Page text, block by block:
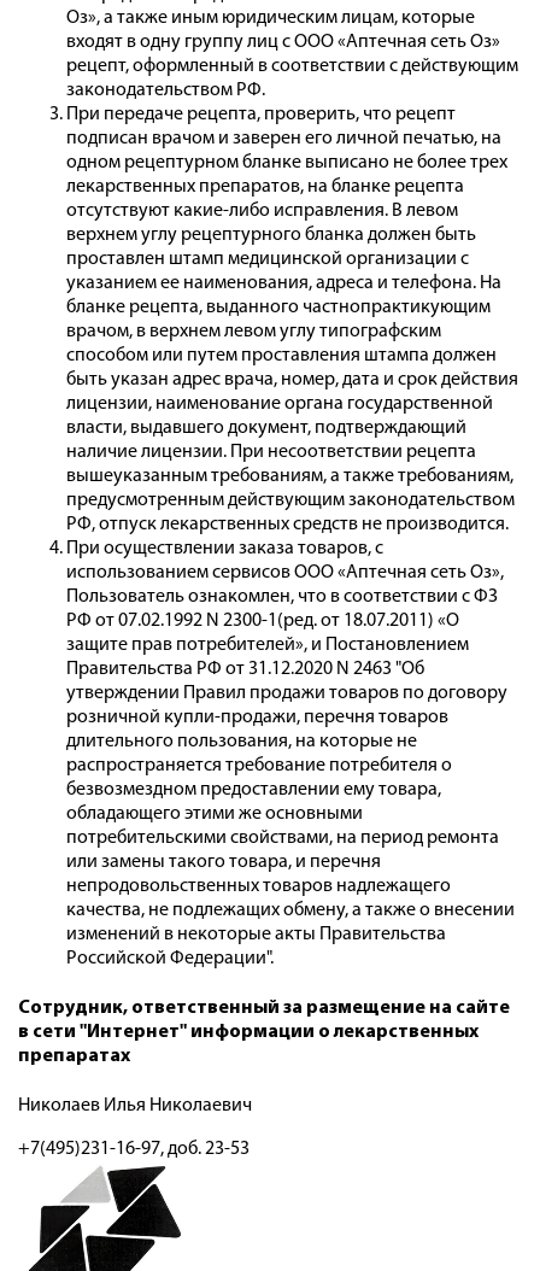
Оз», а также иным юридическим лицам, которые
входят в одну группу лиц с ООО «Аптечная сеть Оз»
рецепт, оформленный в соответствии с действующим
законодательством РФ.
При передаче рецепта, проверить, что рецепт
подписан врачом и заверен его личной печатью, на
одном рецептурном бланке выписано не более трех
лекарственных препаратов, на бланке рецепта
отсутствуют какие-либо исправления. В левом
верхнем углу рецептурного бланка должен быть
проставлен штамп медицинской организации с
указанием ее наименования, адреса и телефона. На
бланке рецепта, выданного частнопрактикующим
врачом, в верхнем левом углу типографским
способом или путем проставления штампа должен
быть указан адрес врача, номер, дата и срок действия
лицензии, наименование органа государственной
власти, выдавшего документ, подтверждающий
наличие лицензии. При несоответствии рецепта
вышеуказанным требованиям, а также требованиям,
предусмотренным действующим законодательством
РФ, отпуск лекарственных средств не производится.
При осуществлении заказа товаров, с
использованием сервисов ООО «Аптечная сеть Оз»,
Пользователь ознакомлен, что в соответствии с ФЗ
РФ от 07.02.1992 N 2300-1(ред. от 18.07.2011) «О
защите прав потребителей», и Постановлением
Правительства РФ от 31.12.2020 N 2463 "Об
утверждении Правил продажи товаров по договору
розничной купли-продажи, перечня товаров
длительного пользования, на которые не
распространяется требование потребителя о
безвозмездном предоставлении ему товара,
обладающего этими же основными
потребительскими свойствами, на период ремонта
или замены такого товара, и перечня
непродовольственных товаров надлежащего
качества, не подлежащих обмену, а также о внесении
изменений в некоторые акты Правительства
Российской Федерации".
Сотрудник, ответственный за размещение на сайте
в сети "Интернет" информации о лекарственных
препаратах
Николаев Илья Николаевич
+7(495)231-16-97, доб. 23-53